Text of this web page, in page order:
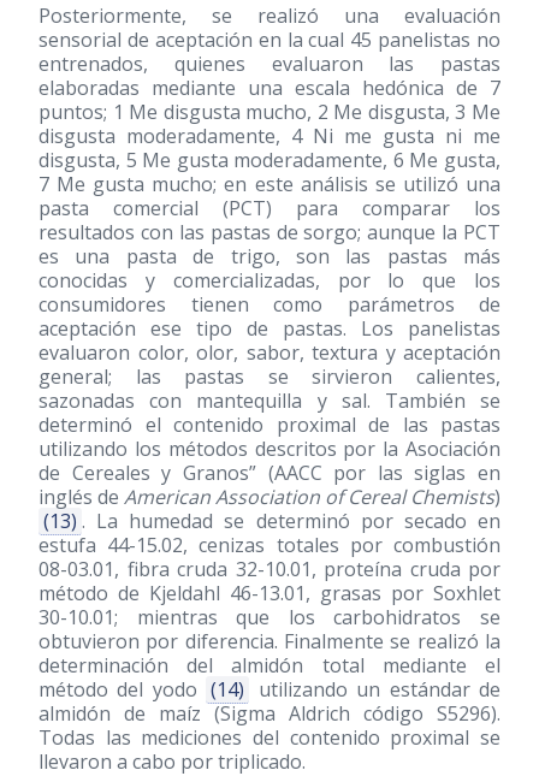
Posteriormente, se realizó una evaluación
sensorial de aceptación en la cual 45 panelistas no
entrenados, quienes evaluaron las pastas
elaboradas mediante una escala hedónica de 7
puntos; 1 Me disgusta mucho, 2 Me disgusta, 3 Me
disgusta moderadamente, 4 Ni me gusta ni me
disgusta, 5 Me gusta moderadamente, 6 Me gusta,
7 Me gusta mucho; en este análisis se utilizó una
pasta comercial (PCT) para comparar los
resultados con las pastas de sorgo; aunque la PCT
es una pasta de trigo, son las pastas más
conocidas y comercializadas, por lo que los
consumidores tienen como parámetros de
aceptación ese tipo de pastas. Los panelistas
evaluaron color, olor, sabor, textura y aceptación
general; las pastas se sirvieron calientes,
sazonadas con mantequilla y sal. También se
determinó el contenido proximal de las pastas
utilizando los métodos descritos por la Asociación
de Cereales y Granos” (AACC por las siglas en
inglés de American Association of Cereal Chemists)
(13) . La humedad se determinó por secado en
estufa 44-15.02, cenizas totales por combustión
08-03.01, fibra cruda 32-10.01, proteína cruda por
método de Kjeldahl 46-13.01, grasas por Soxhlet
30-10.01; mientras que los carbohidratos se
obtuvieron por diferencia. Finalmente se realizó la
determinación del almidón total mediante el
método del yodo (14)
utilizando un estándar de
almidón de maíz (Sigma Aldrich código S5296).
Todas las mediciones del contenido proximal se
llevaron a cabo por triplicado.